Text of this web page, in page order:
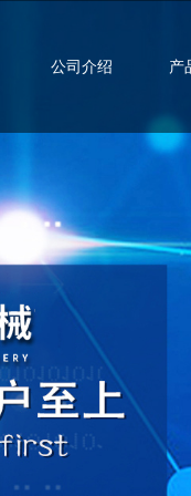
公司介绍 产